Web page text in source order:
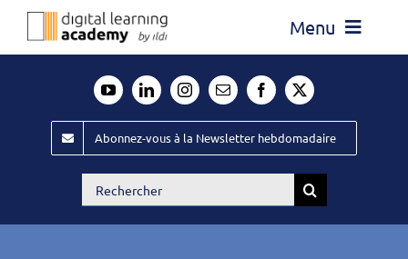
Passer
Menu
Évènements ILDI
Offres d’emploi
Abonnez-vous à la Newsletter hebdomadaire
Rechercher: